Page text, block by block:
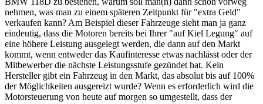
nehmen, was man zu einem späteren Zeitpunkt für "extra Geld"
verkaufen kann? Am Beispiel dieser Fahrzeuge sieht man ja ganz
eindeutig, dass die Motoren bereits bei Ihrer "auf Kiel Legung" auf
eine höhere Leistung ausgelegt werden, die dann auf den Markt
kommt, wenn entweder das Kaufinteresse etwas nachlässt oder der
Mitbewerber die nächste Leistungsstufe gezündet hat. Kein
Hersteller gibt ein Fahrzeug in den Markt, das absolut bis auf 100%
der Möglichkeiten ausgereizt wurde? Wenn es erforderlich wird die
Motorsteuerung von heute auf morgen so umgestellt, dass der